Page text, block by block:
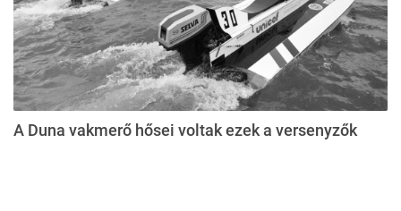
A Duna vakmerő hősei voltak ezek a versenyzők